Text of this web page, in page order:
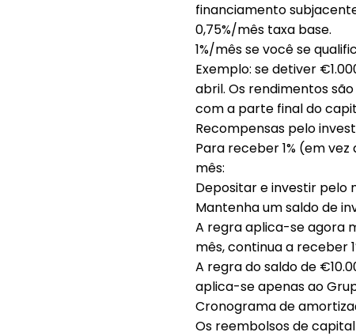
financiamento
0,75%/mês taxa base.
1%/mêsse você se
Exemplo: se detiver
abril. Os rendimentos
com a parte final do
Recompensas pelo
Para receber1% (em vez
mês:
Depositar e investir pelo
Mantenha umsaldo de
A regra aplica-se agora
mês, continua a receber
A regra do saldo de
aplica-se apenas ao
Cronograma de
Os reembolsos de capital